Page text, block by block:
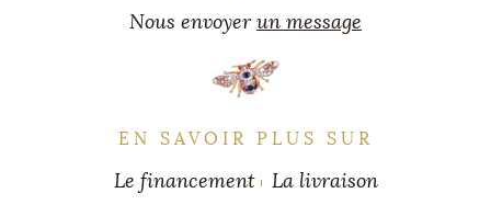
Nous envoyerun message
EN SAVOIR PLUS SUR
Le financement La livraison